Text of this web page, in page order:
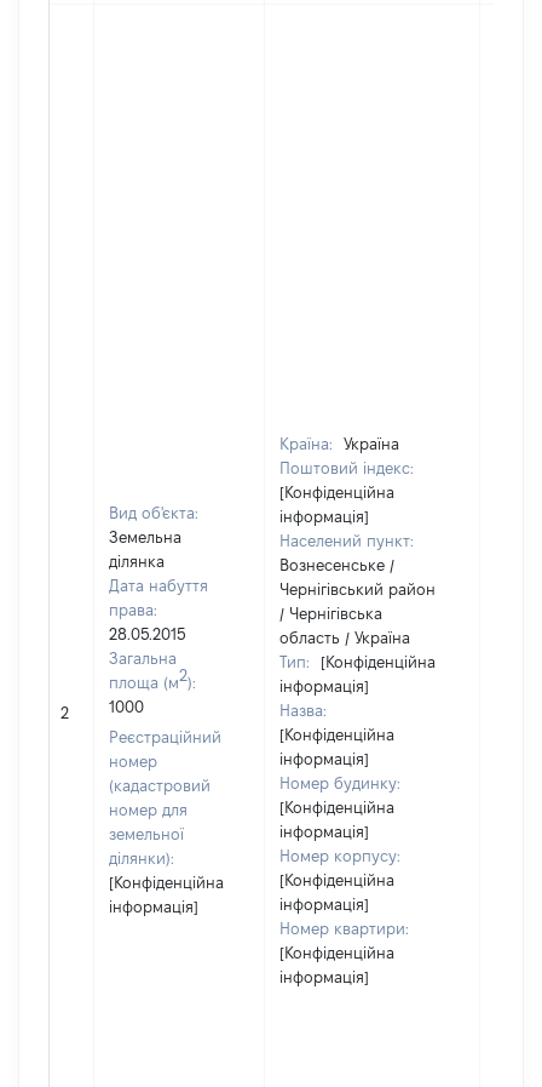
2
Вид об'єкта:
Земельна
ділянка
Дата набуття
права:
28.05.2015
Загальна
площа (м2):
1000
Реєстраційний
номер
(кадастровий
номер для
земельної
ділянки):
[Конфіденційна
інформація]
Країна:
Україна
Поштовий індекс:
[Конфіденційна
інформація]
Населений пункт:
Вознесенське /
Чернігівський район
/ Чернігівська
область / Україна
Тип:
[Конфіденційна
інформація]
Назва:
[Конфіденційна
інформація]
Номер будинку:
[Конфіденційна
інформація]
Номер корпусу:
[Конфіденційна
інформація]
Номер квартири:
[Конфіденційна
інформація]